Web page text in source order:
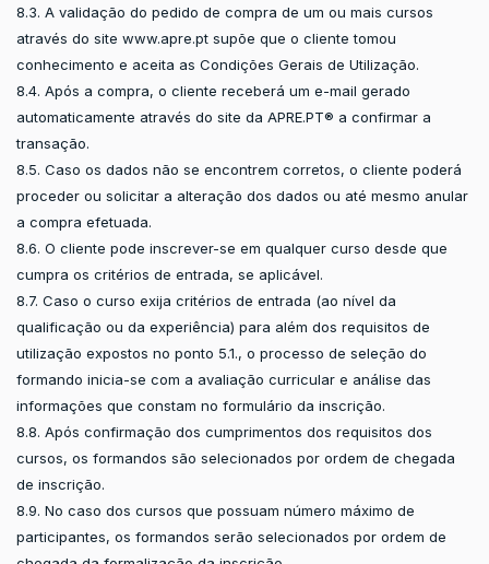
8.3. A validação do pedido de compra de um ou mais cursos
através do site www.apre.pt supõe que o cliente tomou
conhecimento e aceita as Condições Gerais de Utilização.
8.4. Após a compra, o cliente receberá um e-mail gerado
automaticamente através do site da APRE.PT® a confirmar a
transação.
8.5. Caso os dados não se encontrem corretos, o cliente poderá
proceder ou solicitar a alteração dos dados ou até mesmo anular
a compra efetuada.
8.6. O cliente pode inscrever-se em qualquer curso desde que
cumpra os critérios de entrada, se aplicável.
8.7. Caso o curso exija critérios de entrada (ao nível da
qualificação ou da experiência) para além dos requisitos de
utilização expostos no ponto 5.1., o processo de seleção do
formando inicia-se com a avaliação curricular e análise das
informações que constam no formulário da inscrição.
8.8. Após confirmação dos cumprimentos dos requisitos dos
cursos, os formandos são selecionados por ordem de chegada
de inscrição.
8.9. No caso dos cursos que possuam número máximo de
participantes, os formandos serão selecionados por ordem de